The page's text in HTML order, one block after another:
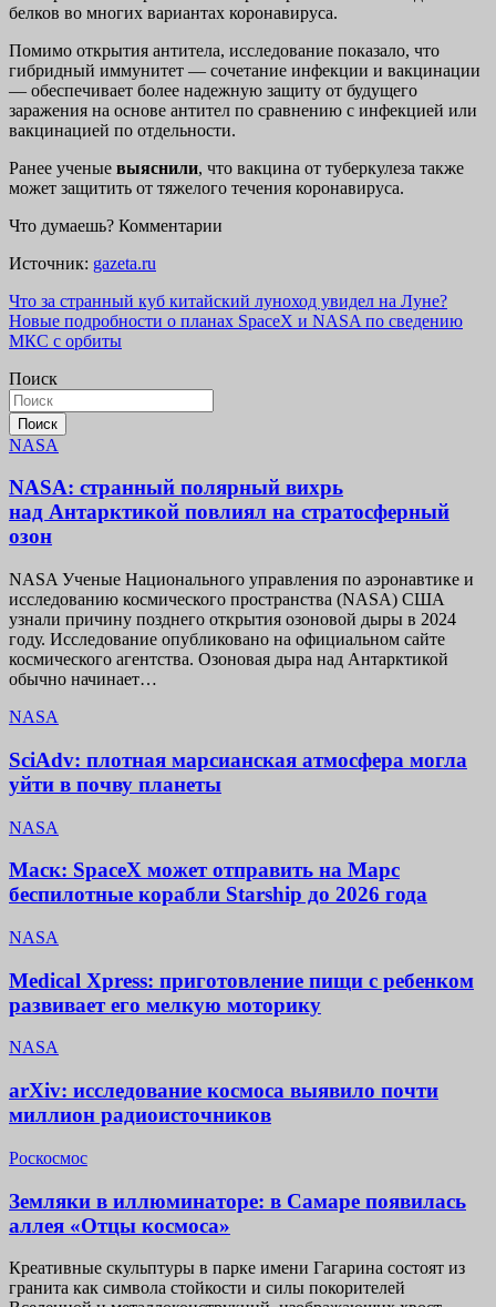
белков во многих вариантах коронавируса.
Помимо открытия антитела, исследование показало, что
гибридный иммунитет — сочетание инфекции и вакцинации
— обеспечивает более надежную защиту от будущего
заражения на основе антител по сравнению с инфекцией или
вакцинацией по отдельности.
Ранее ученые выяснили, что вакцина от туберкулеза также
может защитить от тяжелого течения коронавируса.
Что думаешь? Комментарии
Источник: gazeta.ru
Навигация
по
Что за странный куб китайский луноход увидел на Луне?
Новые подробности о планах SpaceX и NASA по сведению
МКС с орбиты
Поиск
Поиск
NASA
NASA: странный полярный вихрь
над Антарктикой повлиял на стратосферный
озон
NASA Ученые Национального управления по аэронавтике и
исследованию космического пространства (NASA) США
узнали причину позднего открытия озоновой дыры в 2024
году. Исследование опубликовано на официальном сайте
космического агентства. Озоновая дыра над Антарктикой
обычно начинает…
NASA
SciAdv: плотная марсианская атмосфера могла
уйти в почву планеты
NASA
Маск: SpaceX может отправить на Марс
беспилотные корабли Starship до 2026 года
NASA
Medical Xpress: приготовление пищи с ребенком
развивает его мелкую моторику
NASA
arXiv: исследование космоса выявило почти
миллион радиоисточников
Роскосмос
Земляки в иллюминаторе: в Самаре появилась
аллея «Отцы космоса»
Креативные скульптуры в парке имени Гагарина состоят из
гранита как символа стойкости и силы покорителей